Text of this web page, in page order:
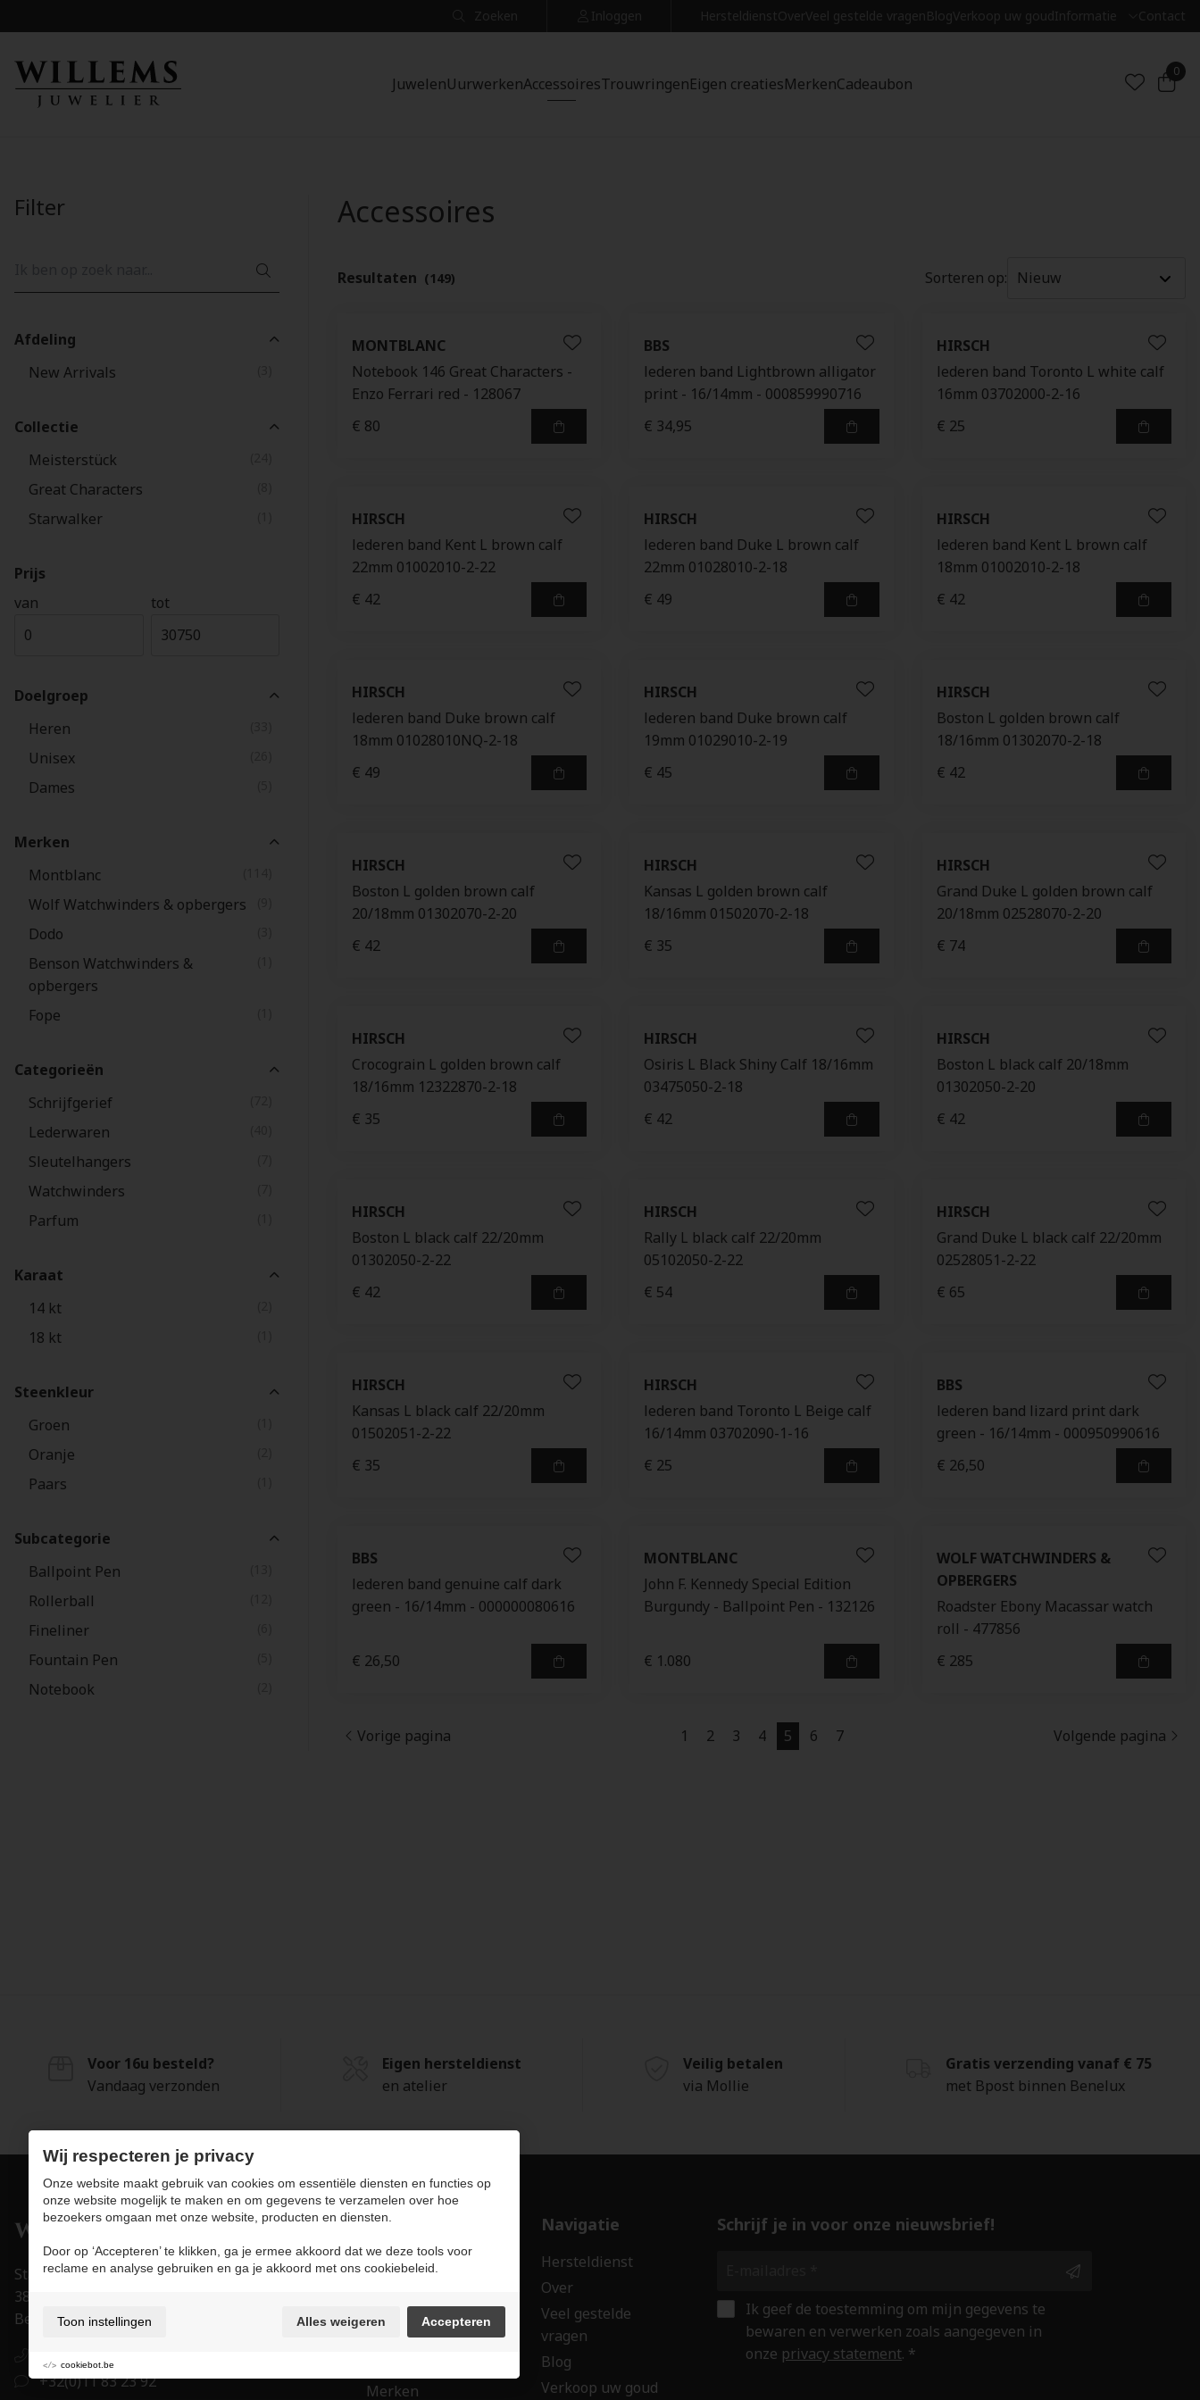
Zoeken Inloggen HersteldienstOverVeel gestelde vragenBlogVerkoop uw goudInformatie Contact
JuwelenUurwerkenAccessoiresTrouwringenEigen creatiesMerkenCadeaubon
0
Filter
Afdeling
New Arrivals
Collectie
Meisterstück
Great Characters
Starwalker
Prijs
van
tot
Doelgroep
Heren
Unisex
Dames
Merken
Montblanc
Wolf Watchwinders & opbergers
Dodo
Benson Watchwinders &
opbergers
Fope
Categorieën
Schrijfgerief
Lederwaren
Sleutelhangers
Watchwinders
Parfum
Karaat
14 kt
18 kt
Steenkleur
Groen
Oranje
Paars
Subcategorie
Ballpoint Pen
Rollerball
Fineliner
Fountain Pen
Notebook
Accessoires
Resultaten (149) Sorteren op:
MONTBLANC
Notebook 146 Great Characters -
Enzo Ferrari red - 128067
€ 80
BBS
lederen band Lightbrown alligator
print - 16/14mm - 000859990716
€ 34,95
HIRSCH
lederen band Toronto L white calf
16mm 03702000-2-16
€ 25
HIRSCH
lederen band Kent L brown calf
22mm 01002010-2-22
€ 42
HIRSCH
lederen band Duke L brown calf
22mm 01028010-2-18
€ 49
HIRSCH
lederen band Kent L brown calf
18mm 01002010-2-18
€ 42
HIRSCH
lederen band Duke brown calf
18mm 01028010NQ-2-18
€ 49
HIRSCH
lederen band Duke brown calf
19mm 01029010-2-19
€ 45
HIRSCH
Boston L golden brown calf
18/16mm 01302070-2-18
€ 42
HIRSCH
Boston L golden brown calf
20/18mm 01302070-2-20
€ 42
HIRSCH
Kansas L golden brown calf
18/16mm 01502070-2-18
€ 35
HIRSCH
Grand Duke L golden brown calf
20/18mm 02528070-2-20
€ 74
HIRSCH
Crocograin L golden brown calf
18/16mm 12322870-2-18
€ 35
HIRSCH
Osiris L Black Shiny Calf 18/16mm
03475050-2-18
€ 42
HIRSCH
Boston L black calf 20/18mm
01302050-2-20
€ 42
HIRSCH
Boston L black calf 22/20mm
01302050-2-22
€ 42
HIRSCH
Rally L black calf 22/20mm
05102050-2-22
€ 54
HIRSCH
Grand Duke L black calf 22/20mm
02528051-2-22
€ 65
HIRSCH
Kansas L black calf 22/20mm
01502051-2-22
€ 35
HIRSCH
lederen band Toronto L Beige calf
16/14mm 03702090-1-16
€ 25
BBS
lederen band lizard print dark
green - 16/14mm - 000950990616
€ 26,50
BBS
lederen band genuine calf dark
green - 16/14mm - 000000080616
€ 26,50
MONTBLANC
John F. Kennedy Special Edition
Burgundy - Ballpoint Pen - 132126
€ 1.080
WOLF WATCHWINDERS &
OPBERGERS
Roadster Ebony Macassar watch
roll - 477856
€ 285
Vorige pagina 1 2 3 4 5 6 7 Volgende pagina
Voor 16u besteld?
Vandaag verzonden
Eigen hersteldienst
en atelier
Veilig betalen
via Mollie
Gratis verzending vanaf € 75
met Bpost binnen Benelux
Stapelstraat 15-17
3800 Sint-Truiden
België
+32(0)11 83 23 92
Producten
Juwelen
Accessoires
Trouwringen
Merken
Navigatie
Hersteldienst
Over
Veel gestelde
vragen
Blog
Verkoop uw goud
Schrijf je in voor onze nieuwsbrief!
Ik geef de toestemming om mijn gegevens te
bewaren en verwerken zoals aangegeven in
onze privacy statement. *
Wij respecteren je privacy
Onze website maakt gebruik van cookies om essentiële diensten en functies op
onze website mogelijk te maken en om gegevens te verzamelen over hoe
bezoekers omgaan met onze website, producten en diensten.
Door op ‘Accepteren’ te klikken, ga je ermee akkoord dat we deze tools voor
reclame en analyse gebruiken en ga je akkoord met ons cookiebeleid.
Toon instellingen Alles weigeren Accepteren
cookiebot.be